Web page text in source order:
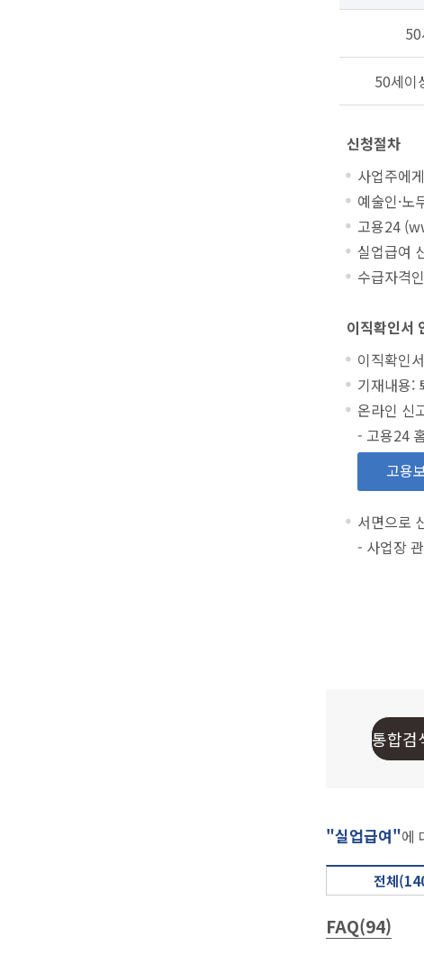
50세이
신청절차
사업주에
예술인·노
고용24
실업급여
수급자격
이직확인서
이직확인
기재내용:
온라인 신
- 고용24
고용
서면으로
- 사업장
"실업급여"에
전체
FAQ(94)